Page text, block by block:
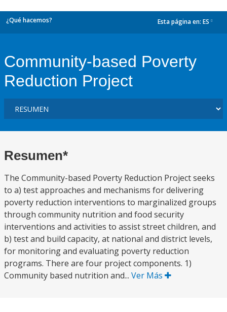
¿Qué hacemos? Esta página en: ES
Community-based Poverty
Reduction Project
Resumen*
The Community-based Poverty Reduction Project seeks
to a) test approaches and mechanisms for delivering
poverty reduction interventions to marginalized groups
through community nutrition and food security
interventions and activities to assist street children, and
b) test and build capacity, at national and district levels,
for monitoring and evaluating poverty reduction
programs. There are four project components. 1)
Community based nutrition and... Ver Más